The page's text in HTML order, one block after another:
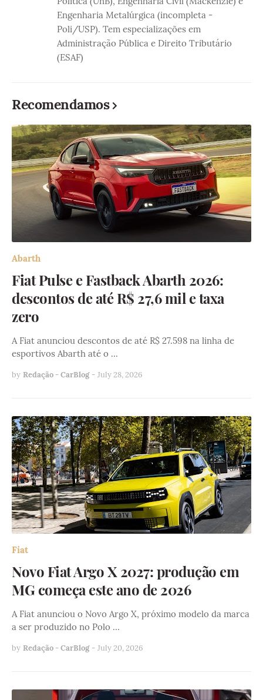
Engenharia Metalúrgica (incompleta -
Poli/USP). Tem especializações em
Administração Pública e Direito Tributário
(ESAF)
Recomendamos
Abarth
Fiat Pulse e Fastback Abarth 2026:
descontos de até R$ 27,6 mil e taxa
zero
A Fiat anunciou descontos de até R$ 27.598 na linha de
esportivos Abarth até o …
by Redação - CarBlog - July 28, 2026
Fiat
Novo Fiat Argo X 2027: produção em
MG começa este ano de 2026
A Fiat anunciou o Novo Argo X, próximo modelo da marca
a ser produzido no Polo …
by Redação - CarBlog - July 20, 2026